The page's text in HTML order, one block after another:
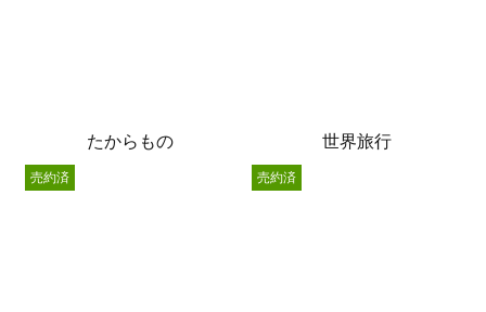
たからもの 世界旅行
売約済 売約済